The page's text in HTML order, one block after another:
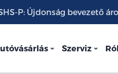
P: Újdonság bevezető
Szerviz